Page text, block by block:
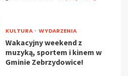
KULTURA WYDARZENIA
Wakacyjny weekend z
muzyką, sportem i kinem w
Gminie Zebrzydowice!